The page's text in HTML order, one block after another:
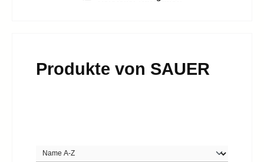
Produkte von SAUER